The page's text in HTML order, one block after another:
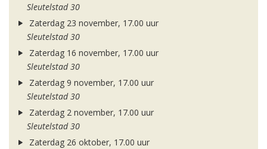
Sleutelstad 30
Zaterdag 23 november, 17.00 uur
Sleutelstad 30
Zaterdag 16 november, 17.00 uur
Sleutelstad 30
Zaterdag 9 november, 17.00 uur
Sleutelstad 30
Zaterdag 2 november, 17.00 uur
Sleutelstad 30
Zaterdag 26 oktober, 17.00 uur